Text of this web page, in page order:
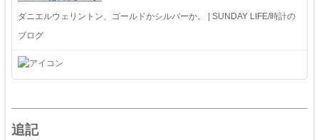
ダニエルウェリントン、ゴールドかシルバーか。 | SUNDAY LIFE/時計の
ブログ
追記